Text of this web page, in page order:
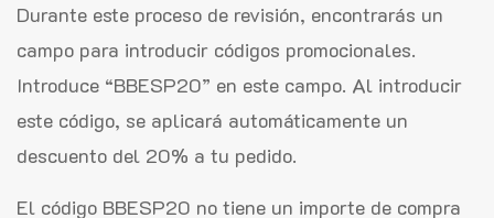
Durante este proceso de revisión, encontrarás un
campo para introducir códigos promocionales.
Introduce “BBESP20” en este campo. Al introducir
este código, se aplicará automáticamente un
descuento del 20% a tu pedido.
El código BBESP20 no tiene un importe de compra